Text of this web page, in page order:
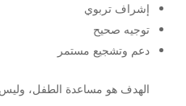
إشراف تربوي
توجيه صحيح
دعم وتشجيع مستمر
الهدف هو مساعدة الطفل، وليس